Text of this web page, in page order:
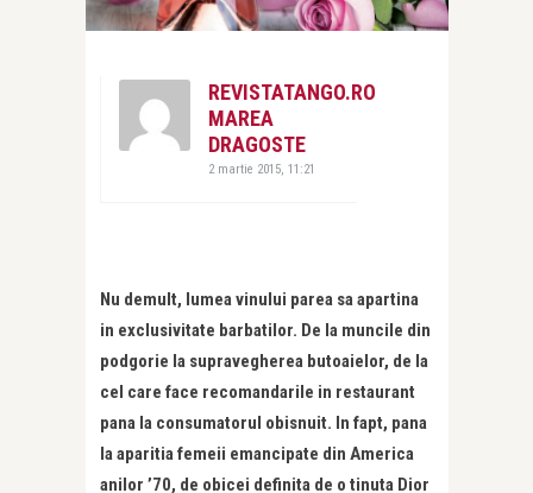
REVISTATANGO.RO
MAREA
DRAGOSTE
2 martie 2015, 11:21
Nu demult, lumea vinului parea sa apartina
in exclusivitate barbatilor. De la muncile din
podgorie la supravegherea butoaielor, de la
cel care face recomandarile in restaurant
pana la consumatorul obisnuit. In fapt, pana
la aparitia femeii emancipate din America
anilor ’70, de obicei definita de o tinuta Dior